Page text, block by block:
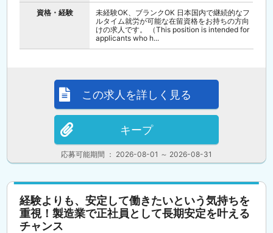
資格・経験
未経験OK、ブランクOK 日本国内で継続的なフ
ルタイム就労が可能な在留資格をお持ちの方向
けの求人です。 （This position is intended for
applicants who h...
応募可能期間 ： 2026-08-01 ～ 2026-08-31
この求人を詳しく見る
キープ
経験よりも、安定して働きたいという気持ちを
重視！製造業で正社員として長期安定を叶える
チャンス